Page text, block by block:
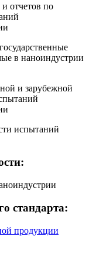
отчетов по
в наноиндустрии
и зарубежной
испытаний
стандарта:
продукции